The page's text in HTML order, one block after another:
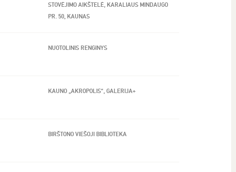
STOVĖJIMO AIKŠTELĖ, KARALIAUS MINDAUGO
PR. 50, KAUNAS
NUOTOLINIS RENGINYS
KAUNO „AKROPOLIS“, GALERIJA+
BIRŠTONO VIEŠOJI BIBLIOTEKA